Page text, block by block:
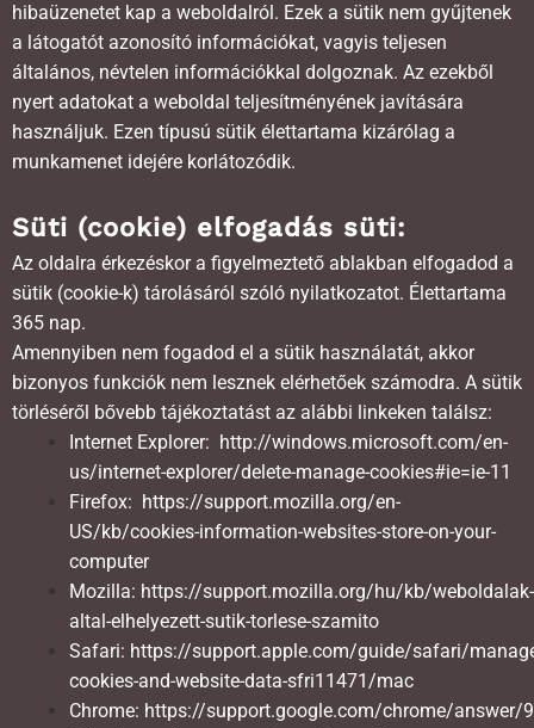
hibaüzenetet kap a weboldalról. Ezek a sütik nem gyűjtenek
a látogatót azonosító információkat, vagyis teljesen
általános, névtelen információkkal dolgoznak. Az ezekből
nyert adatokat a weboldal teljesítményének javítására
használjuk. Ezen típusú sütik élettartama kizárólag a
munkamenet idejére korlátozódik.
Süti (cookie) elfogadás süti:
Az oldalra érkezéskor a figyelmeztető ablakban elfogadod a
sütik (cookie-k) tárolásáról szóló nyilatkozatot. Élettartama
365 nap.
Amennyiben nem fogadod el a sütik használatát, akkor
bizonyos funkciók nem lesznek elérhetőek számodra. A sütik
törléséről bővebb tájékoztatást az alábbi linkeken találsz:
Internet Explorer: http://windows.microsoft.com/en-
us/internet-explorer/delete-manage-cookies#ie=ie-11
Firefox: https://support.mozilla.org/en-
US/kb/cookies-information-websites-store-on-your-
computer
Mozilla: https://support.mozilla.org/hu/kb/weboldalak-
altal-elhelyezett-sutik-torlese-szamito
Safari: https://support.apple.com/guide/safari/
cookies-and-website-data-sfri11471/mac
Chrome: https://support.google.com/chrome/answer/